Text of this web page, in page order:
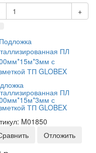
+
ПЛ
с
ТП GLOBEX
M01850
Отложить